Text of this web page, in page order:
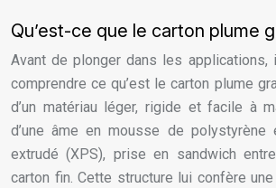
Qu’est-ce que le carton plume
Avant de plonger dans les
comprendre ce qu’est le carton plume
d’un matériau léger, rigide et facile à
d’une âme en mousse de polystyrène
extrudé (XPS), prise en sandwich
carton fin. Cette structure lui confère